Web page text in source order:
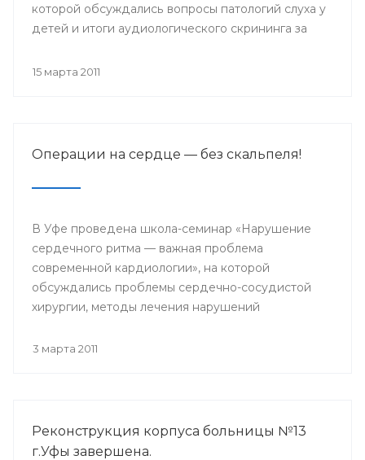
которой обсуждались вопросы патологий слуха у
детей и итоги аудиологического скрининга за
15 марта 2011
Операции на сердце — без скальпеля!
В Уфе проведена школа-семинар «Нарушение
сердечного ритма — важная проблема
современной кардиологии», на которой
обсуждались проблемы сердечно-сосудистой
хирургии, методы лечения нарушений
возможности медикаментозного лечения
3 марта 2011
Реконструкция корпуса больницы №13
г.Уфы завершена.